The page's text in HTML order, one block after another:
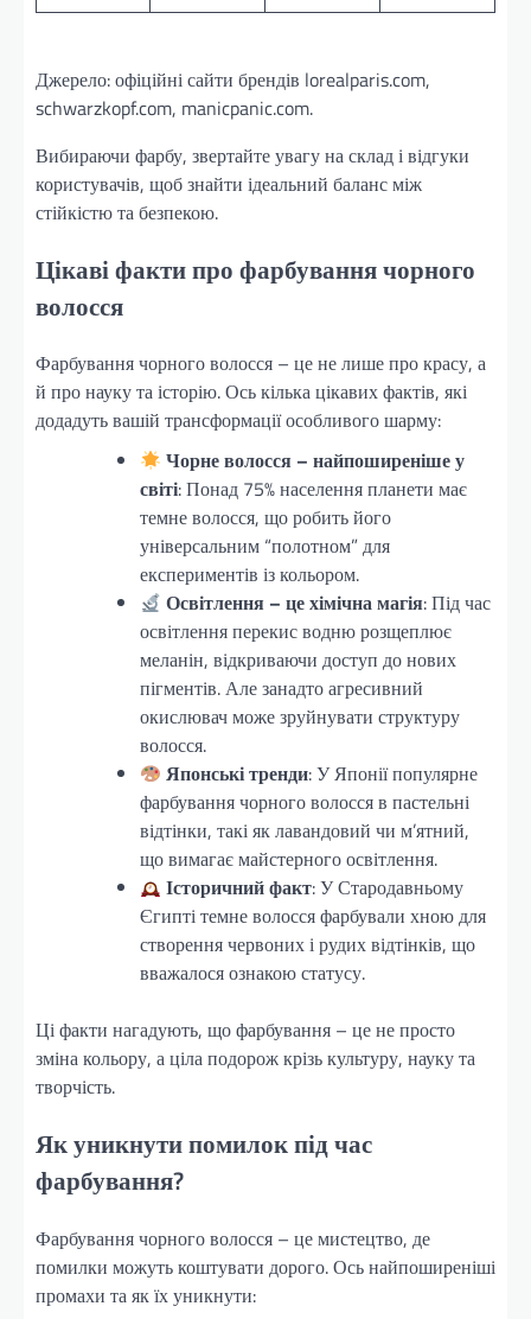
Джерело: офіційні сайти брендів lorealparis.com,
schwarzkopf.com, manicpanic.com.
Вибираючи фарбу, звертайте увагу на склад і відгуки
користувачів, щоб знайти ідеальний баланс між
стійкістю та безпекою.
Цікаві факти про фарбування чорного
волосся
Фарбування чорного волосся – це не лише про красу, а
й про науку та історію. Ось кілька цікавих фактів, які
додадуть вашій трансформації особливого шарму:
Чорне волосся – найпоширеніше у
світі: Понад 75% населення планети має
темне волосся, що робить його
універсальним “полотном” для
експериментів із кольором.
Освітлення – це хімічна магія: Під час
освітлення перекис водню розщеплює
меланін, відкриваючи доступ до нових
пігментів. Але занадто агресивний
окислювач може зруйнувати структуру
волосся.
Японські тренди: У Японії популярне
фарбування чорного волосся в пастельні
відтінки, такі як лавандовий чи м’ятний,
що вимагає майстерного освітлення.
Історичний факт: У Стародавньому
Єгипті темне волосся фарбували хною для
створення червоних і рудих відтінків, що
вважалося ознакою статусу.
Ці факти нагадують, що фарбування – це не просто
зміна кольору, а ціла подорож крізь культуру, науку та
творчість.
Як уникнути помилок під час
фарбування?
Фарбування чорного волосся – це мистецтво, де
помилки можуть коштувати дорого. Ось найпоширеніші
промахи та як їх уникнути: